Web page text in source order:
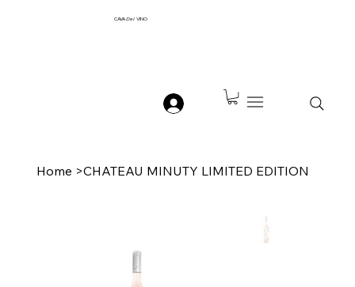
CAVADel VINO
Home >CHATEAU MINUTY LIMITED EDITION